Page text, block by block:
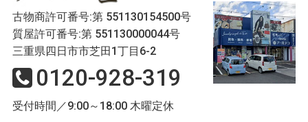
古物商許可番号:第 551130154500号
質屋許可番号:第 551130000044号
三重県四日市市芝田1丁目6-2
0120-928-319
受付時間／9:00～18:00 木曜定休